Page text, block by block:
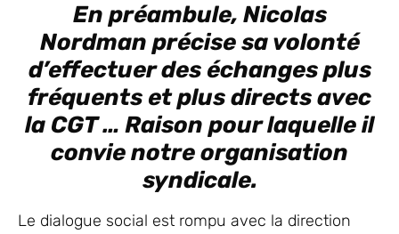
En préambule, Nicolas
Nordman précise sa volonté
d’effectuer des échanges plus
fréquents et plus directs avec
la CGT … Raison pour laquelle il
convie notre organisation
syndicale.
Le dialogue social est rompu avec la direction